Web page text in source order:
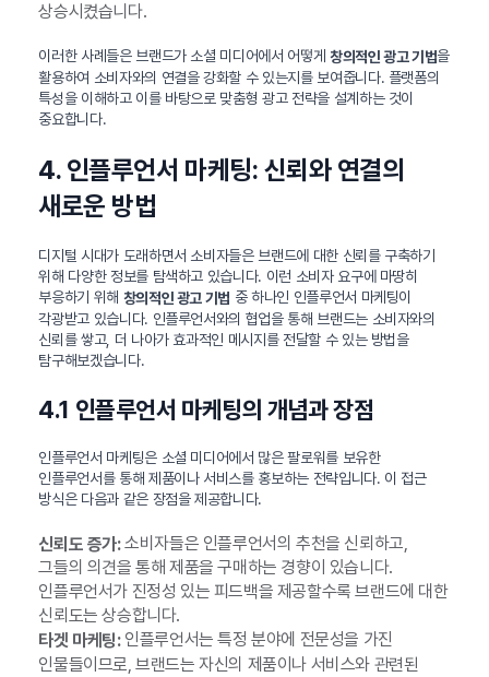
상승시켰습니다.
이러한 사례들은 브랜드가 소셜 미디어에서 어떻게 창의적인 광고 기법을
활용하여 소비자와의 연결을 강화할 수 있는지를 보여줍니다. 플랫폼의
특성을 이해하고 이를 바탕으로 맞춤형 광고 전략을 설계하는 것이
중요합니다.
4. 인플루언서 마케팅: 신뢰와 연결의
새로운 방법
디지털 시대가 도래하면서 소비자들은 브랜드에 대한 신뢰를 구축하기
위해 다양한 정보를 탐색하고 있습니다. 이런 소비자 요구에 마땅히
부응하기 위해 창의적인 광고 기법 중 하나인 인플루언서 마케팅이
각광받고 있습니다. 인플루언서와의 협업을 통해 브랜드는 소비자와의
신뢰를 쌓고, 더 나아가 효과적인 메시지를 전달할 수 있는 방법을
탐구해보겠습니다.
4.1 인플루언서 마케팅의 개념과 장점
인플루언서 마케팅은 소셜 미디어에서 많은 팔로워를 보유한
인플루언서를 통해 제품이나 서비스를 홍보하는 전략입니다. 이 접근
방식은 다음과 같은 장점을 제공합니다.
신뢰도 증가:소비자들은 인플루언서의 추천을 신뢰하고,
그들의 의견을 통해 제품을 구매하는 경향이 있습니다.
인플루언서가 진정성 있는 피드백을 제공할수록 브랜드에 대한
신뢰도는 상승합니다.
타겟 마케팅:인플루언서는 특정 분야에 전문성을 가진
인물들이므로, 브랜드는 자신의 제품이나 서비스와 관련된